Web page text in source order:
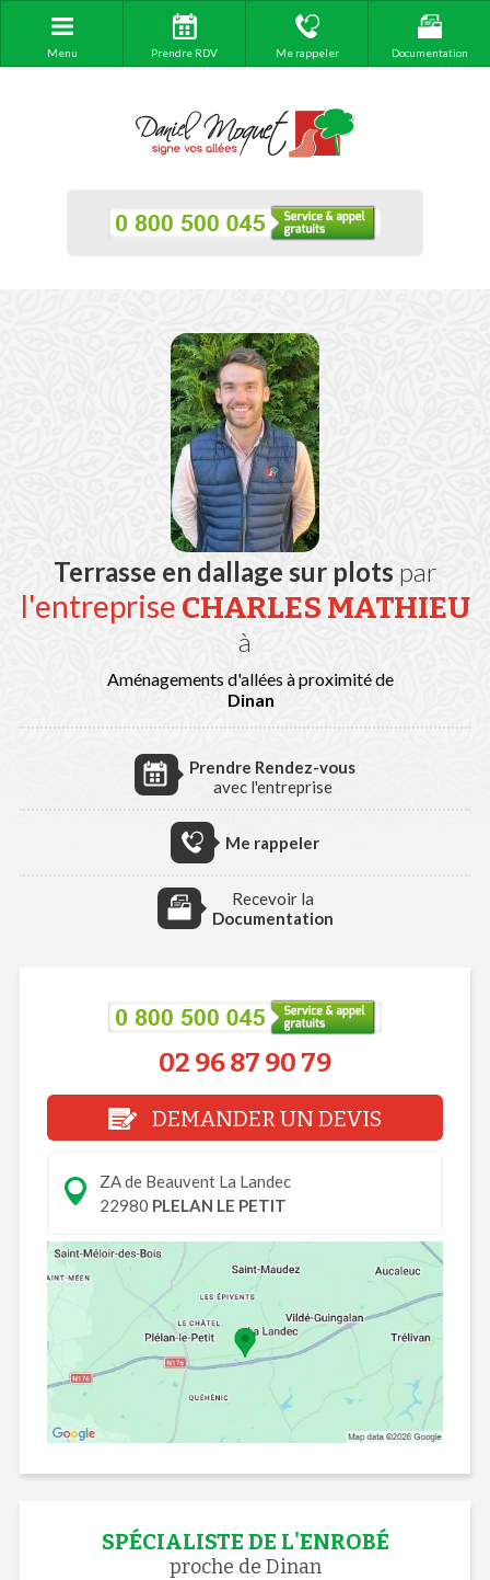
Menu Prendre RDV Me rappeler Documentation
Terrasse en dallage sur plots par
l'entreprise CHARLES MATHIEU
à
Aménagements d'allées à proximité de
Dinan
Prendre Rendez-vous
avec l'entreprise
Me rappeler
Recevoir la
Documentation
02 96 87 90 79
DEMANDER UN DEVIS
ZA de Beauvent La Landec
22980 PLELAN LE PETIT
SPÉCIALISTE DE L'ENROBÉ
proche de Dinan